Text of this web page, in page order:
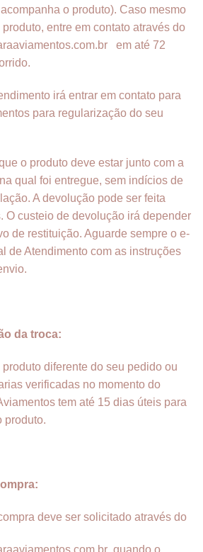
o produto). Caso mesmo
entre em contato através do
em até 72
irá entrar em contato para
para regularização do seu
o produto deve estar junto com a
qual foi entregue, sem indícios de
A devolução pode ser feita
O custeio de devolução irá depender
de restituição. Aguarde sempre o e-
de Atendimento com as instruções
da troca:
diferente do seu pedido ou
verificadas no momento do
tem até 15 dias úteis para
produto.
deve ser solicitado através do
quando o